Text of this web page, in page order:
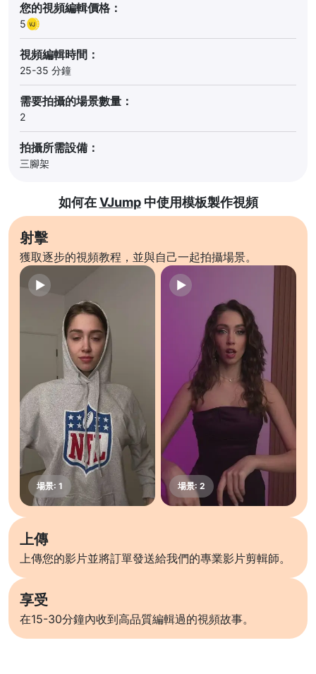
您的視頻編輯價格：
5
視頻編輯時間：
25-35 分鐘
需要拍攝的場景數量：
2
拍攝所需設備：
三腳架
如何在VJump中使用模板製作視頻
射擊
獲取逐步的視頻教程，並與自己一起拍攝場景。
上傳
上傳您的影片並將訂單發送給我們的專業影片剪輯師。
享受
在15-30分鐘內收到高品質編輯過的視頻故事。